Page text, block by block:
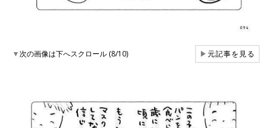
▼次の画像は下へスクロール (8/10) ▶元記事を見る